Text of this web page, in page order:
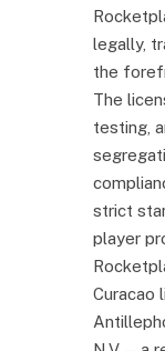
legally,
the
The
testing,
strict
player
Curacao